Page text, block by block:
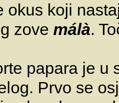
okus koji
zove málà.
papara je u
Prvo se